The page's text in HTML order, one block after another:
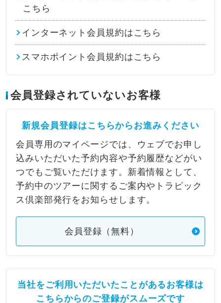
こちら
インターネット会員規約はこちら
スマホポイント会員規約はこちら
会員登録されていないお客様
新規会員登録はこちらからお進みください
会員専用のマイページでは、ウェブでお申し
込みいただいた予約内容や予約履歴などがい
つでもご覧いただけます。新着情報として、
予約中のツアーに関するご案内やトラピック
ス倶楽部発行をお知らせします。
会員登録（無料）
当社をご利用いただいたことがあるお客様は
こちらからのご登録がスムーズです